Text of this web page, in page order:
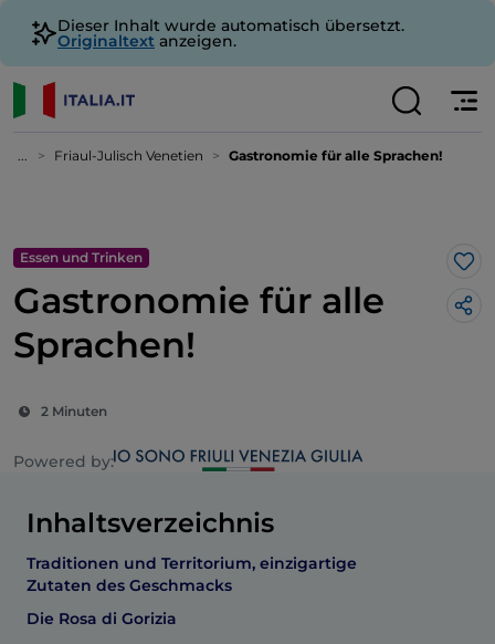
Dieser Inhalt wurde automatisch übersetzt.
Originaltext anzeigen.
... Friaul-Julisch Venetien Gastronomie für alle Sprachen!
Essen und Trinken
Gastronomie für alle
Sprachen!
2 Minuten
Powered by:
Inhaltsverzeichnis
Traditionen und Territorium, einzigartige
Zutaten des Geschmacks
Die Rosa di Gorizia